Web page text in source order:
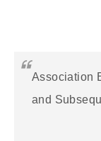
Association
and